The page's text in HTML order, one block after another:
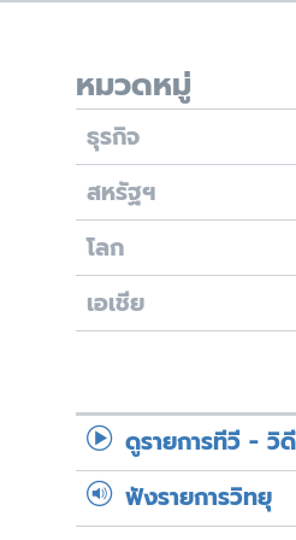
หมวดหมู่
ธุรกิจ
สหรัฐฯ
โลก
เอเชีย
ดูรายการทีวี - วิ
ฟังรายการวิทยุ